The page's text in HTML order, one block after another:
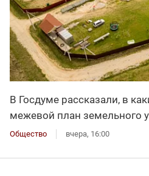
В Госдуме рассказали, в
межевой план земельного
Общество вчера, 16:00